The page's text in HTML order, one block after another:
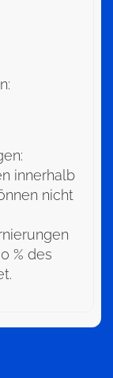
innerhalb
nicht
% des